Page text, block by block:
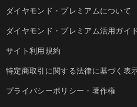
ダイヤモンド・プレミアムについて
ダイヤモンド・プレミアム活用ガイ
サイト利用規約
特定商取引に関する法律に基づく表
プライバシーポリシー・著作権